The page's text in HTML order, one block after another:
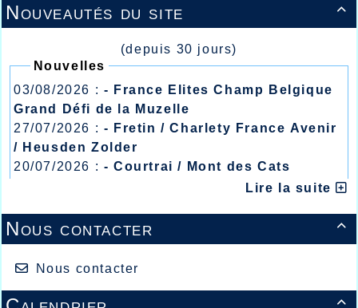

Nouveautés du site
(depuis 30 jours)
Nouvelles
03/08/2026 : - France Elites Champ Belgique
Grand Défi de la Muzelle
27/07/2026 : - Fretin / Charlety France Avenir
/ Heusden Zolder
20/07/2026 : - Courtrai / Mont des Cats
- Lyon / Meeting Abeilles /Lire la suite

Nous contacter
Nous contacter
